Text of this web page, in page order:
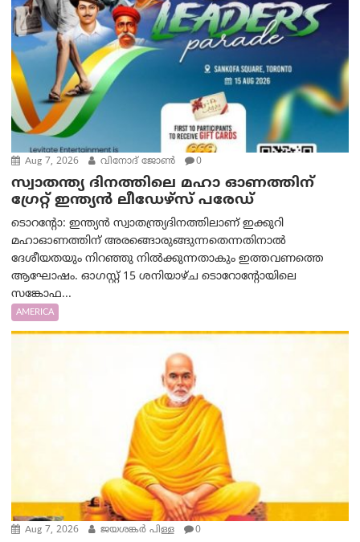
Aug 7, 2026 വിനോദ് ജോൺ 0
സ്വാതന്ത്യ ദിനത്തിലെ മഹാ ഓണത്തിന്
ഗ്രേറ്റ് ഇന്ത്യൻ ലീഡേഴ്സ് പരേഡ്
ടൊറന്റോ: ഇന്ത്യൻ സ്വാതന്ത്ര്യദിനത്തിലാണ് ഇക്കുറി
മഹാഓണത്തിന് അരങ്ങൊരുങ്ങുന്നതെന്നതിനാൽ
ദേശീയതയും നിറഞ്ഞു നിൽക്കുന്നതാകും ഇത്തവണത്തെ
ആഘോഷം. ഓഗസ്റ്റ് 15 ശനിയാഴ്ച ടൊറോന്റോയിലെ
സങ്കോഫ...
AMERICA
Aug 7, 2026 ജയശങ്കര്‍ പിള്ള 0